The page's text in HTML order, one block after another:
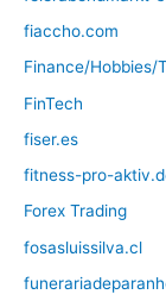
fiaccho.com
Finance/Hobbies/
FinTech
fiser.es
fitness-pro-
Forex Trading
fosasluissilva.cl